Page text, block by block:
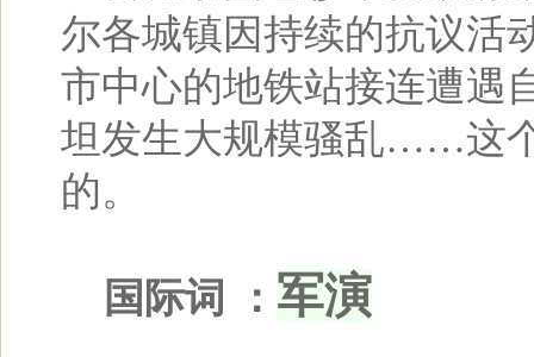
尔各城镇因持续的抗议活
市中心的地铁站接连遭遇
坦发生大规模骚乱……这
的。
国际词 ： 军演